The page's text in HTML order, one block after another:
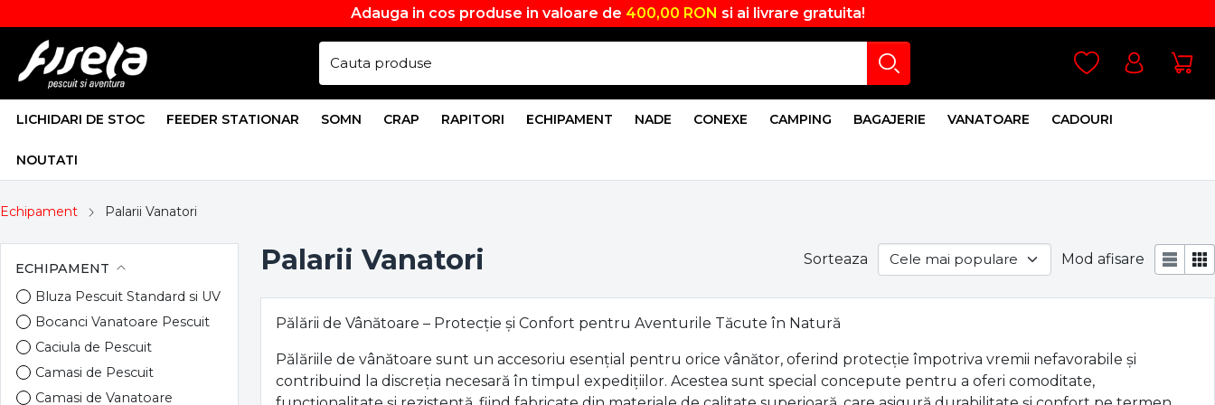
Adauga in cos produse in valoare de 400,00 RON si ai livrare gratuita!
LICHIDARI DE STOC FEEDER STATIONAR SOMN CRAP RAPITORI ECHIPAMENT NADE CONEXE CAMPING BAGAJERIE VANATOARE CADOURI
NOUTATI
Echipament Palarii Vanatori
ECHIPAMENT
Bluza Pescuit Standard si UV
Bocanci Vanatoare Pescuit
Caciula de Pescuit
Camasi de Pescuit
Camasi de Vanatoare
Palarii Vanatori Sorteaza Mod afisare
Pălării de Vânătoare – Protecție și Confort pentru Aventurile Tăcute în Natură
Pălăriile de vânătoare sunt un accesoriu esențial pentru orice vânător, oferind protecție împotriva vremii nefavorabile și
contribuind la discreția necesară în timpul expedițiilor. Acestea sunt special concepute pentru a oferi comoditate,